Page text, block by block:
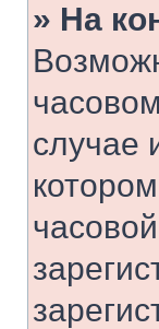
» На
случае